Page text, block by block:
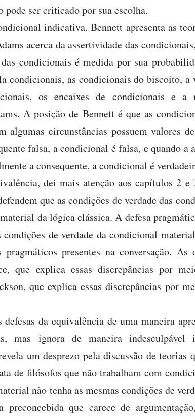
ser criticado por sua escolha.
indicativa. Bennett apresenta as
acerca da assertividade das
condicionais é medida por sua
condicionais, as condicionais do biscoito, a
os encaixes de condicionais e a
A posição de Bennett é que as
algumas circunstâncias possuem valores
falsa, a condicional é falsa, e quando a
a consequente, a condicional é
dei mais atenção aos capítulos 2 e
que as condições de verdade das
da lógica clássica. A defesa
condições de verdade da condicional
presentes na conversação. As
que explica essas discrepâncias por
que explica essas discrepâncias por
defesas da equivalência de uma maneira
mas ignora de maneira indesculpável
um desprezo pela discussão de teorias
de filósofos que não trabalham com
não tenha as mesmas condições de
que carece de